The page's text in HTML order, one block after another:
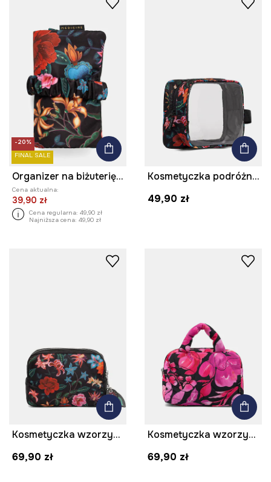
-20%
FINAL SALE
Organizer na biżuterię wzorzysty podróżny
Cena aktualna:
39,90 zł
Cena regularna: 49,90 zł
Najniższa cena: 49,90 zł
Kosmetyczka podróżna transparentna
49,90 zł
Kosmetyczka wzorzysta
69,90 zł
Kosmetyczka wzorzysta
69,90 zł